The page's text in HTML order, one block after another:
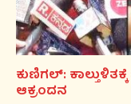
ಕುಣಿಗಲ್:
ಆಕ್ರಂದನ